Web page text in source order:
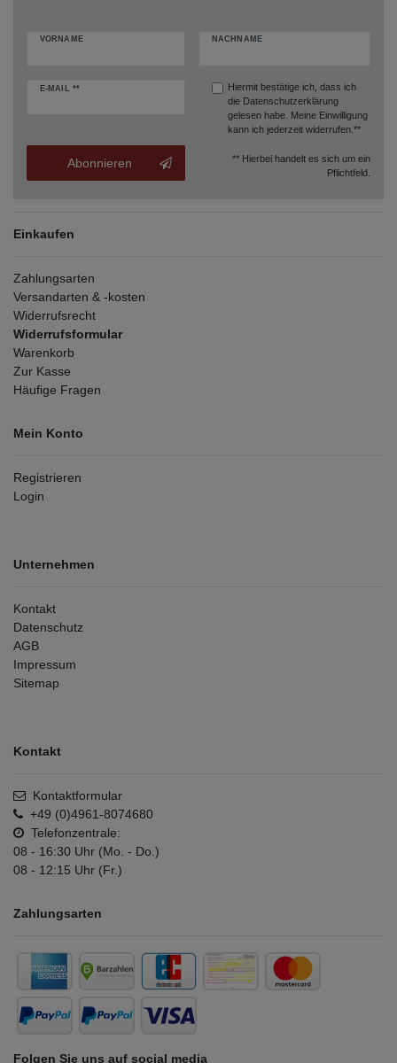
VORNAME NACHNAME
E-MAIL **
Hiermit bestätige ich, dass ich
die Datenschutzerklärung
gelesen habe. Meine Einwilligung
kann ich jederzeit widerrufen.**
Abonnieren
** Hierbei handelt es sich um ein
Pflichtfeld.
Einkaufen
Zahlungsarten
Versandarten & -kosten
Widerrufsrecht
Widerrufsformular
Warenkorb
Zur Kasse
Häufige Fragen
Mein Konto
Registrieren
Login
Unternehmen
Kontakt
Datenschutz
AGB
Impressum
Sitemap
Kontakt
Kontaktformular
+49 (0)4961-8074680
Telefonzentrale:
08 - 16:30 Uhr (Mo. - Do.)
08 - 12:15 Uhr (Fr.)
Zahlungsarten
Folgen Sie uns auf social media